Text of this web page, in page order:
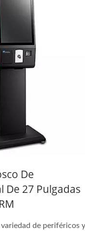
De
De 27 Pulgadas
de periféricos y